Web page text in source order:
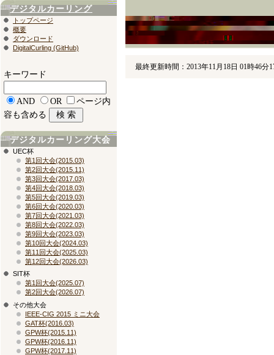
最終更新時間：2013年11月18日 01時46分
デジタルカーリング
トップページ
概要
ダウンロード
DigitalCurling (GitHub)
キーワード
AND OR
ページ内
容も含める
デジタルカーリング大会
UEC杯
第1回大会(2015.03)
第2回大会(2015.11)
第3回大会(2017.03)
第4回大会(2018.03)
第5回大会(2019.03)
第6回大会(2020.03)
第7回大会(2021.03)
第8回大会(2022.03)
第9回大会(2023.03)
第10回大会(2024.03)
第11回大会(2025.03)
第12回大会(2026.03)
SIT杯
第1回大会(2025.07)
第2回大会(2026.07)
その他大会
IEEE-CIG 2015 ミニ大会
GAT杯(2016.03)
GPW杯(2015.11)
GPW杯(2016.11)
GPW杯(2017.11)